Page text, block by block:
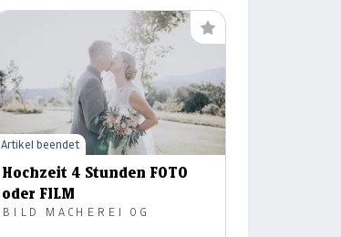
Hochzeit 4 Stunden FOTO
oder FILM
BILD MACHEREI OG
Artikel beendet